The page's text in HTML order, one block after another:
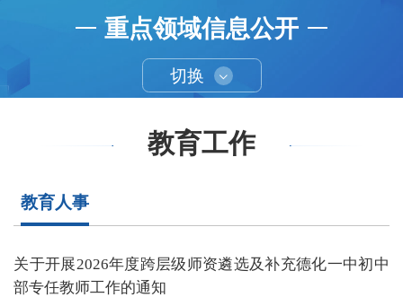
重点领域信息公开
切换
教育工作
教育人事
关于开展2026年度跨层级师资遴选及补充德化一中初中
部专任教师工作的通知